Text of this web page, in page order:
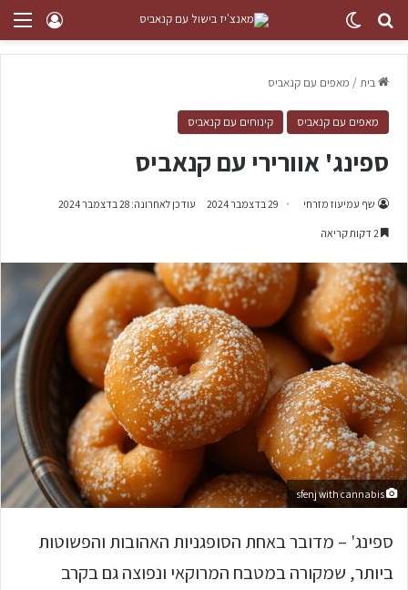
בית/ מאפים עם קנאביס
מאפים עם קנאביס קינוחים עם קנאביס
ספינג' אוורירי עם קנאביס
שף עמיעוז מזרחי 29 בדצמבר 2024 עודכן לאחרונה: 28 בדצמבר 2024
ספינג' – מדובר באחת הסופגניות האהובות והפשוטות
ביותר, שמקורה במטבח המרוקאי ונפוצה גם בקרב